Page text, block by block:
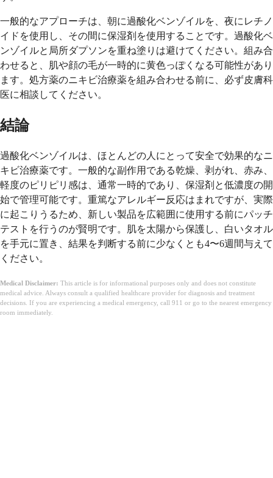
一般的なアプローチは、朝に過酸化ベンゾイルを、夜にレチノ
イドを使用し、その間に保湿剤を使用することです。過酸化ベ
ンゾイルと局所ダプソンを重ね塗りは避けてください。組み合
わせると、肌や顔の毛が一時的に黄色っぽくなる可能性があり
ます。処方薬のニキビ治療薬を組み合わせる前に、必ず皮膚科
医に相談してください。
結論
過酸化ベンゾイルは、ほとんどの人にとって安全で効果的なニ
キビ治療薬です。一般的な副作用である乾燥、剥がれ、赤み、
軽度のピリピリ感は、通常一時的であり、保湿剤と低濃度の開
始で管理可能です。重篤なアレルギー反応はまれですが、実際
に起こりうるため、新しい製品を広範囲に使用する前にパッチ
テストを行うのが賢明です。肌を太陽から保護し、白いタオル
を手元に置き、結果を判断する前に少なくとも4〜6週間与えて
ください。
Medical Disclaimer: This article is for informational purposes only and does not constitute
medical advice. Always consult a qualified healthcare provider for diagnosis and treatment
decisions. If you are experiencing a medical emergency, call 911 or go to the nearest emergency
room immediately.